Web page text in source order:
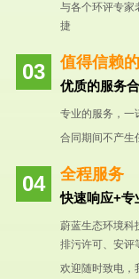
与各个环评专家
捷
值得信赖
优质的服务
专业的服务，一
合同期间不产生
全程服务
快速响应+专
蔚蓝生态环境科
排污许可、安评
欢迎随时致电，